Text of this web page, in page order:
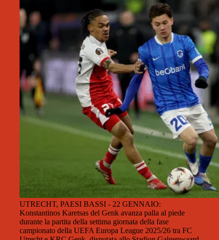
UTRECHT, PAESI BASSI - 22 GENNAIO:
Konstantinos Karetsas del Genk avanza palla al piede
durante la partita della settima giornata della fase
campionato della UEFA Europa League 2025/26 tra FC